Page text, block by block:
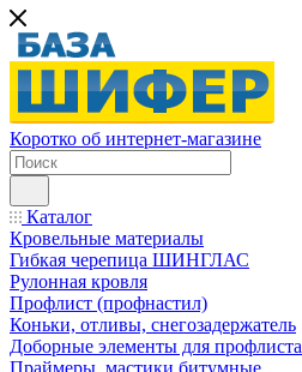
Коротко об интернет-магазине
Каталог
Кровельные материалы
Гибкая черепица ШИНГЛАС
Рулонная кровля
Профлист (профнастил)
Коньки, отливы, снегозадержатель
Доборные элементы для профлиста
Праймеры, мастики битумные